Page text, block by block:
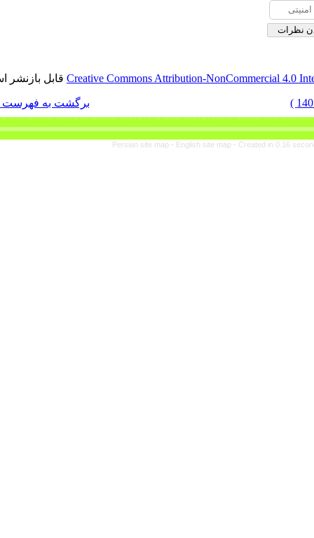
Creative Commonsقابل بازنشر است.
Persian site map -